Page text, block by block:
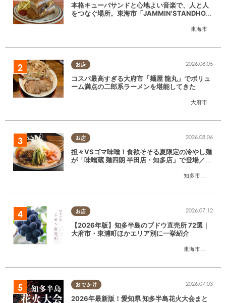
東海市
本格キューバサンドと心地よい音楽で、人と人
をつなぐ場所。東海市「JAMMIN'STANDHOU
お店
大府市
2026.08.05
コスパ最高すぎる大府市「麺屋 龍丸」でボリュ
ーム満点の二郎系ラーメンを堪能してきた
お店
知多市
,半田市
2026.08.06
担々VSゴマ味噌！食欲そそる夏限定の冷やし麺
が「味噌蔵 麺四朗 半田店・知多店」で登場／ち
お店
東海市
,大府市
2026.07.12
【2026年版】知多半島のブドウ直売所 72選｜
大府市・東浦町ほかエリア別に一挙紹介
おでかけ 2026.07.03
2026年最新版！愛知県 知多半島花火大会まと